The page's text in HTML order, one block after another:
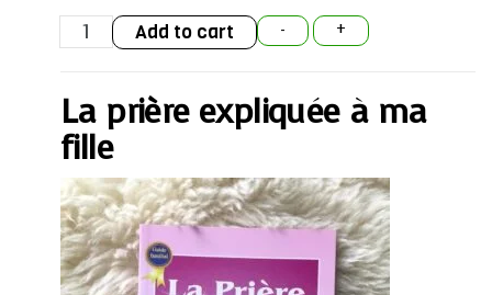
-
La
prière
expliquée
fille
quantity
+
Add to cart
La prière expliquée à ma
fille